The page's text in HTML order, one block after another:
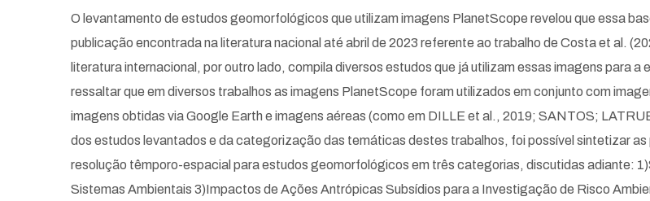
O levantamento de estudos geomorfológicos que utilizam imagens PlanetScope revelou que essa
publicação encontrada na literatura nacional até abril de 2023 referente ao trabalho de Costa et al.
literatura internacional, por outro lado, compila diversos estudos que já utilizam essas imagens para
ressaltar que em diversos trabalhos as imagens PlanetScope foram utilizados em conjunto com
imagens obtidas via Google Earth e imagens aéreas (como em DILLE et al., 2019; SANTOS;
dos estudos levantados e da categorização das temáticas destes trabalhos, foi possível sintetizar
resolução têmporo-espacial para estudos geomorfológicos em três categorias, discutidas adiante:
Sistemas Ambientais 3)Impactos de Ações Antrópicas Subsídios para a Investigação de Risco